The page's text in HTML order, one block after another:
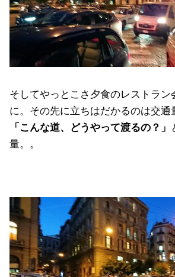
そしてやっとこさ夕食のレストラン
に。その先に立ちはだかるのは交通
「こんな道、どうやって渡るの？」
量。。